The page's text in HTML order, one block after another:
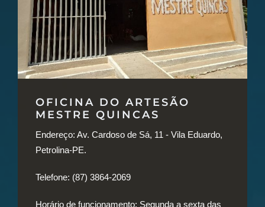
OFICINA DO ARTESÃO
MESTRE QUINCAS
Endereço: Av. Cardoso de Sá, 11 - Vila Eduardo,
Petrolina-PE.
Telefone: (87) 3864-2069
Horário de funcionamento: Segunda a sexta das